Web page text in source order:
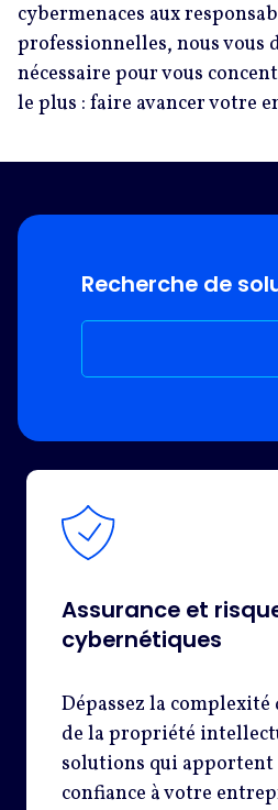
cybermenaces aux
professionnelles, nous vous
nécessaire pour vous
le plus : faire avancer votre
Recherche de
Assurance et
cybernétiques
Dépassez la
de la propriété
solutions qui apportent
confiance à votre